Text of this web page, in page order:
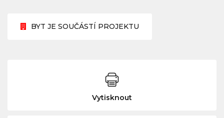
BYT JE SOUČÁSTÍ PROJEKTU
Vytisknout